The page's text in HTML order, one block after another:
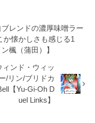
レンドの濃厚味噌ラー
か懐かしさも感じる1
楓（蒲田）】
ィンド・ウィッ
/リン/ブリドカ
【Yu-Gi-Oh D
uel Links】